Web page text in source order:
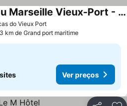
do Vieux PortVer preços
Grand Hotel Beauvau Marseille Vieux-Port - MGallery Collection
km de Grand port maritime
Ver preços